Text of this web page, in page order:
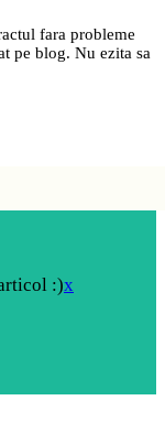
fara probleme
pe blog. Nu ezita sa
:)x